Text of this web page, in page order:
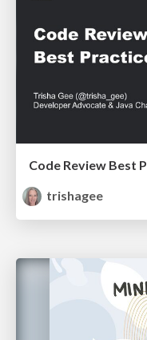
Code Review Best
trishagee